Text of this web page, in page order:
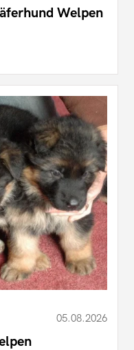
Welpen
05.08.2026